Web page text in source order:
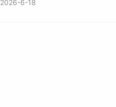
2026-6-18